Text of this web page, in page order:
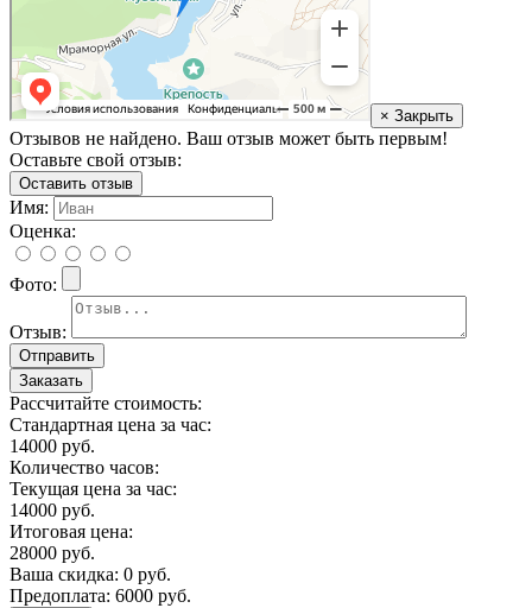
× Закрыть
Отзывов не найдено. Ваш отзыв может быть первым!
Оставьте свой отзыв:
Оставить отзыв
Имя:
Оценка:
Фото:
Отзыв:
Заказать
Рассчитайте стоимость:
Стандартная цена за час:
14000 руб.
Количество часов:
Текущая цена за час:
14000 руб.
Итоговая цена:
28000 руб.
Ваша скидка: 0 руб.
Предоплата: 6000 руб.